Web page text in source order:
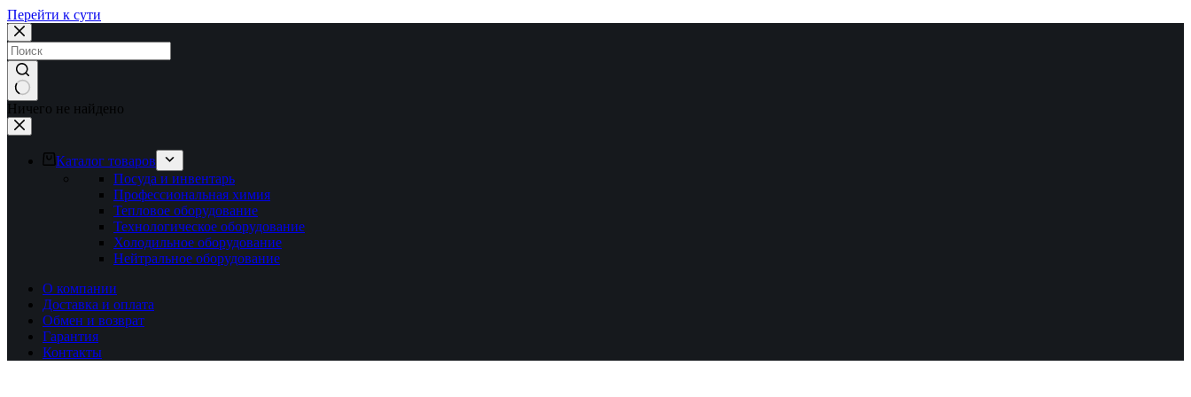
Перейти к сути
Ничего не найдено
Каталог товаров
Посуда и инвентарь
Профессиональная химия
Тепловое оборудование
Технологическое оборудование
Холодильное оборудование
Нейтральное оборудование
О компании
Доставка и оплата
Обмен и возврат
Гарантия
Контакты